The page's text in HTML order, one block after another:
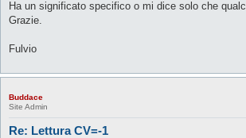
o
Ha un significato specifico o mi dice solo che
Grazie.
Fulvio
Buddace
Site Admin
Re: Lettura CV=-1